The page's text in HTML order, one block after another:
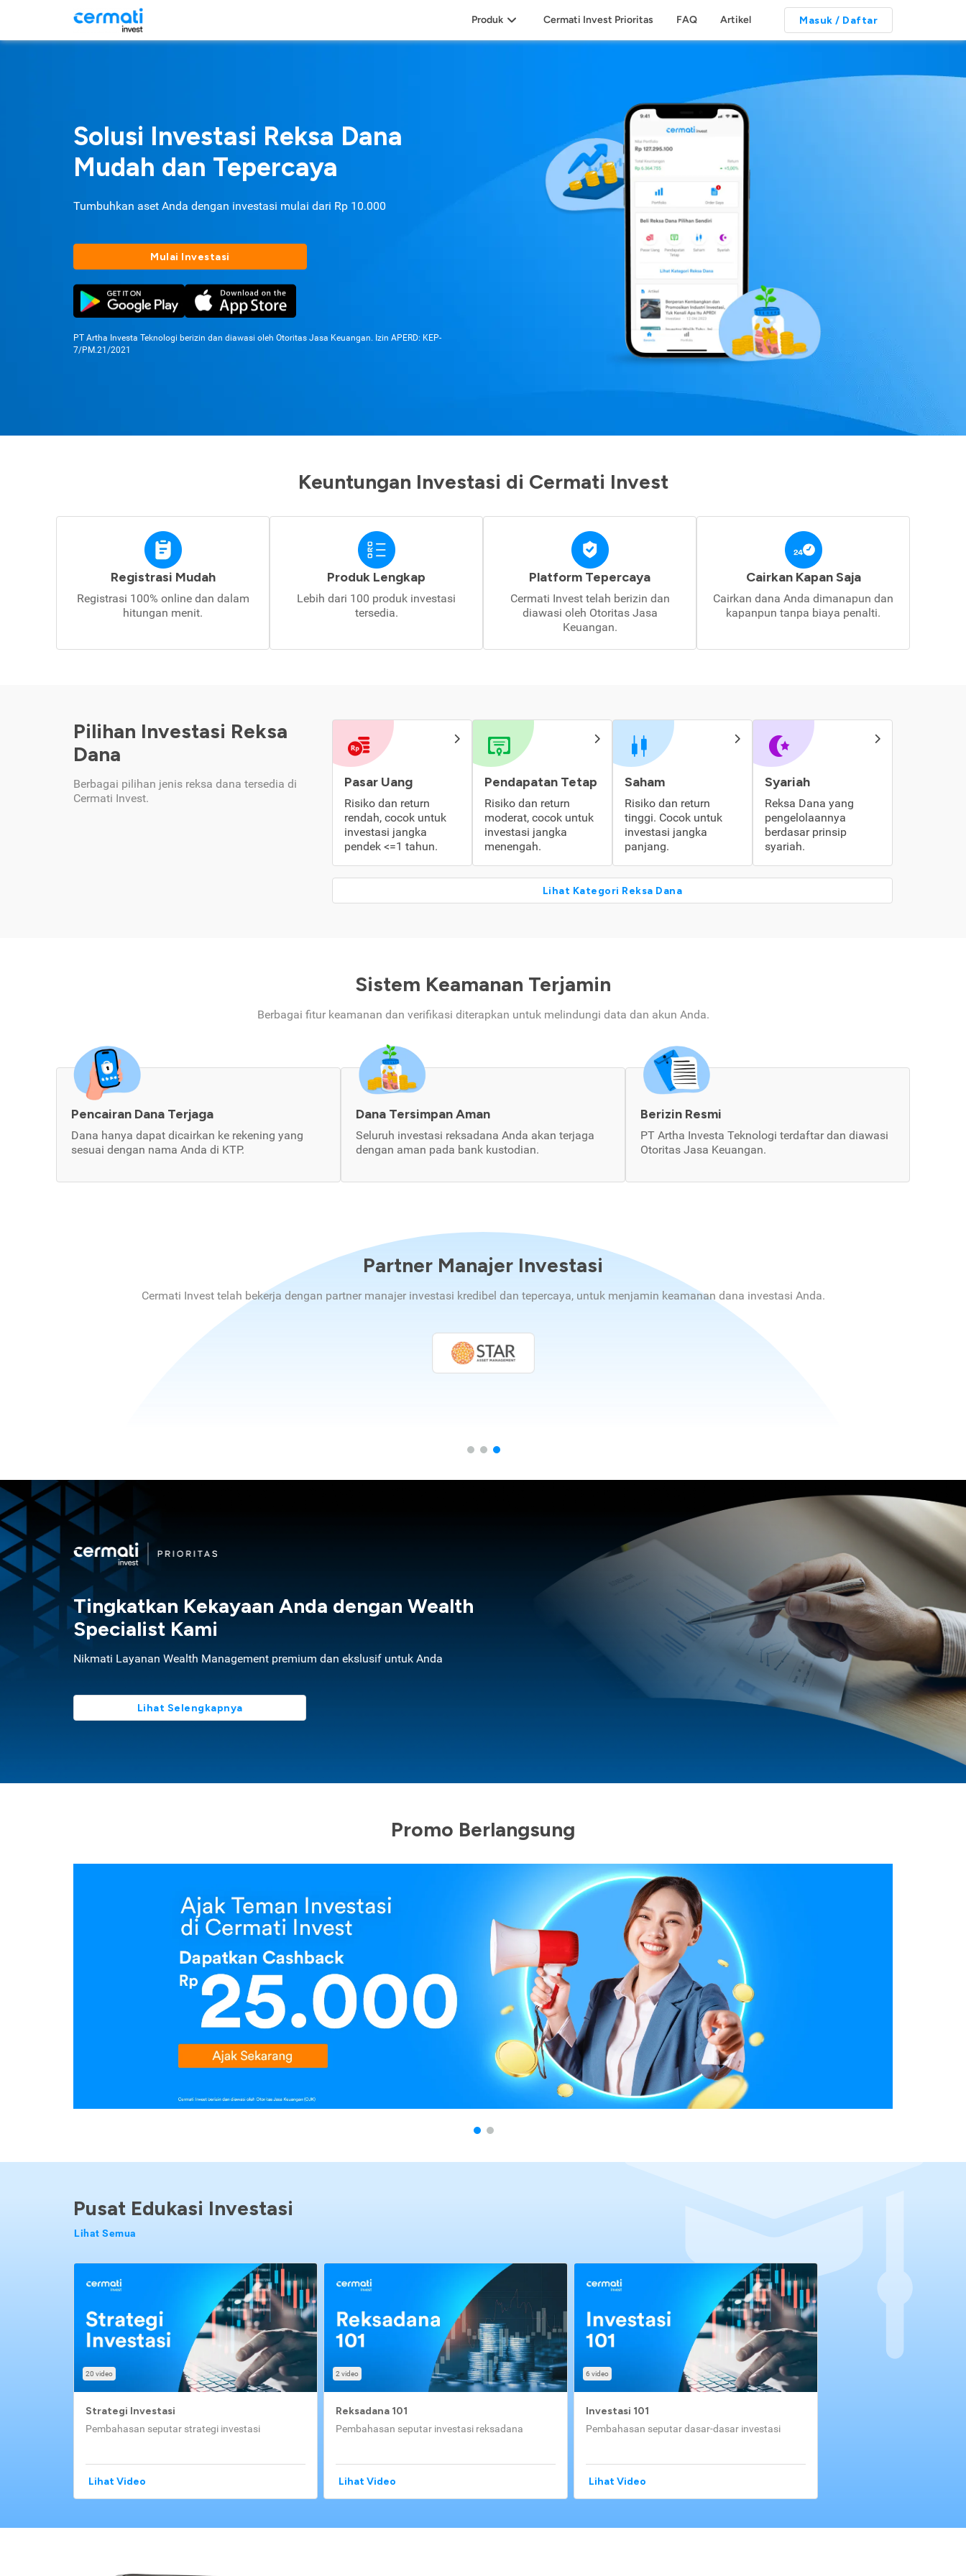
Produk Cermati Invest Prioritas FAQ Artikel Masuk / Daftar
Solusi Investasi Reksa Dana
Mudah dan Tepercaya
Tumbuhkan aset Anda dengan investasi mulai dari Rp 10.000
Mulai Investasi
PT Artha Investa Teknologi berizin dan diawasi oleh Otoritas Jasa Keuangan. Izin APERD: KEP-
7/PM.21/2021
Keuntungan Investasi di Cermati Invest
Registrasi Mudah
Registrasi 100% online dan dalam
hitungan menit.
Produk Lengkap
Lebih dari 100 produk investasi
tersedia.
Platform Tepercaya
Cermati Invest telah berizin dan
diawasi oleh Otoritas Jasa
Keuangan.
Cairkan Kapan Saja
Cairkan dana Anda dimanapun dan
kapanpun tanpa biaya penalti.
Pilihan Investasi Reksa
Dana
Berbagai pilihan jenis reksa dana tersedia di
Cermati Invest.
Pasar Uang
Risiko dan return
rendah, cocok untuk
investasi jangka
pendek <=1 tahun.
Pendapatan Tetap
Risiko dan return
moderat, cocok untuk
investasi jangka
menengah.
Saham
Risiko dan return
tinggi. Cocok untuk
investasi jangka
panjang.
Syariah
Reksa Dana yang
pengelolaannya
berdasar prinsip
syariah.
Lihat Kategori Reksa Dana
Sistem Keamanan Terjamin
Berbagai fitur keamanan dan verifikasi diterapkan untuk melindungi data dan akun Anda.
Pencairan Dana Terjaga
Dana hanya dapat dicairkan ke rekening yang
sesuai dengan nama Anda di KTP.
Dana Tersimpan Aman
Seluruh investasi reksadana Anda akan terjaga
dengan aman pada bank kustodian.
Berizin Resmi
PT Artha Investa Teknologi terdaftar dan diawasi
Otoritas Jasa Keuangan.
Partner Manajer Investasi
Cermati Invest telah bekerja dengan partner manajer investasi kredibel dan tepercaya, untuk menjamin keamanan dana investasi Anda.
Tingkatkan Kekayaan Anda dengan Wealth
Specialist Kami
Nikmati Layanan Wealth Management premium dan ekslusif untuk Anda
Lihat Selengkapnya
Promo Berlangsung
Pusat Edukasi Investasi
Lihat Semua
20 video
Strategi Investasi
Pembahasan seputar strategi investasi
Lihat Video
2 video
Reksadana 101
Pembahasan seputar investasi reksadana
Lihat Video
6 video
Investasi 101
Pembahasan seputar dasar-dasar investasi
Lihat Video